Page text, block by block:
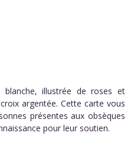
blanche, illustrée de roses et
argentée. Cette carte vous
présentes aux obsèques
pour leur soutien.